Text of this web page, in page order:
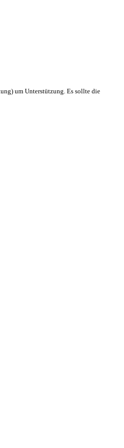
um Unterstützung. Es sollte die